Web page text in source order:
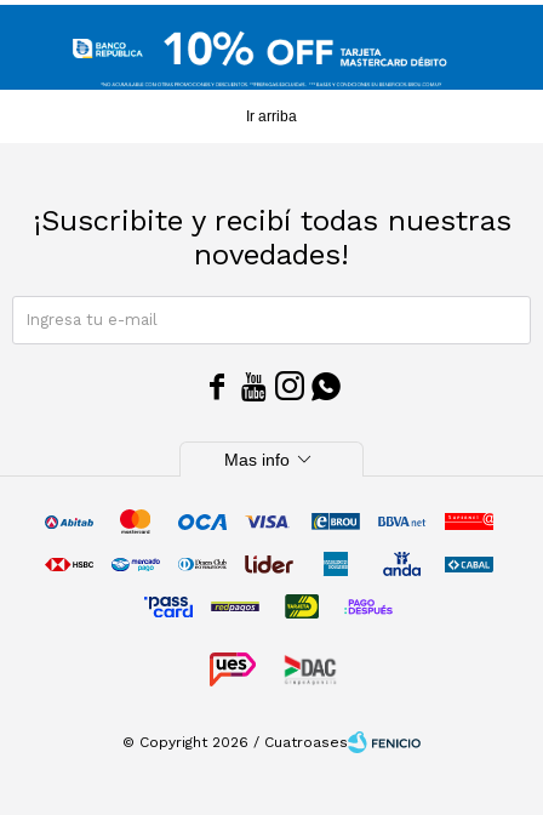
Ir arriba
¡Suscribite y recibí todas nuestras
novedades!
   
Mas info expand_more
© Copyright 2026 / Cuatroases